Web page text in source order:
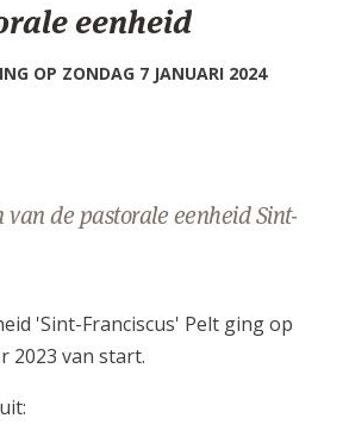
eenheid
OP ZONDAG 7 JANUARI 2024
van de pastorale eenheid Sint-
'Sint-Franciscus' Pelt ging op
2023 van start.